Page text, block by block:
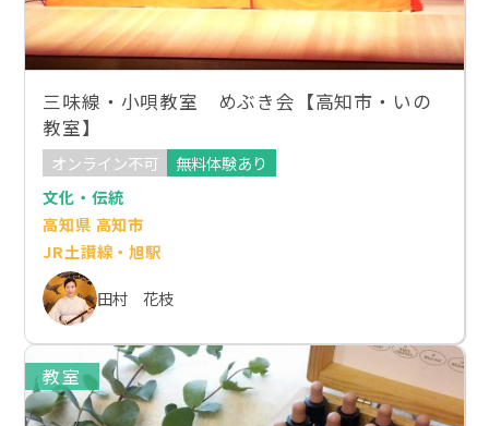
三味線・小唄教室 めぶき会【高知市・いの
教室】
オンライン不可
無料体験あり
文化・伝統
高知県 高知市
JR土讃線・旭駅
田村 花枝
教室